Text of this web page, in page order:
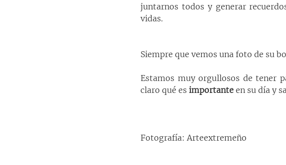
juntarnos todos y generar
vidas.
Siempre que vemos una foto de su
Estamos muy orgullosos de tener
claro qué es importante en su día y
Fotografía: Arteextremeño